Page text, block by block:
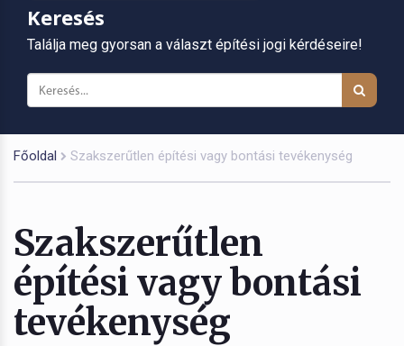
Keresés
Találja meg gyorsan a választ építési jogi kérdéseire!
Főoldal Szakszerűtlen építési vagy bontási tevékenység
Szakszerűtlen
építési vagy bontási
tevékenység